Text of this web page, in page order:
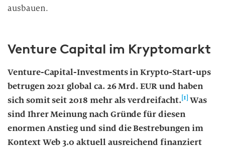
ausbauen.
Venture Capital im Kryptomarkt
Venture-Capital-Investments in Krypto-Start-ups
betrugen 2021 global ca. 26 Mrd. EUR und haben
sich somit seit 2018 mehr als verdreifacht. [1] Was
sind Ihrer Meinung nach Gründe für diesen
enormen Anstieg und sind die Bestrebungen im
Kontext Web 3.0 aktuell ausreichend finanziert